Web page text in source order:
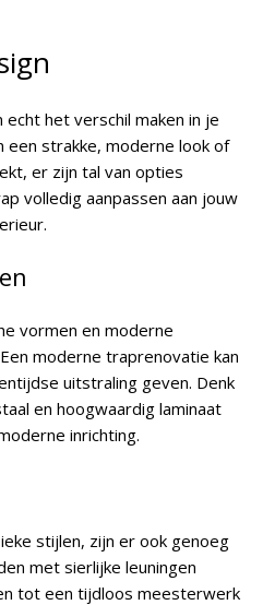
het verschil maken in je
een strakke, moderne look of
er zijn tal van opties
volledig aanpassen aan jouw
vormen en moderne
moderne traprenovatie kan
uitstraling geven. Denk
en hoogwaardig laminaat
inrichting.
stijlen, zijn er ook genoeg
met sierlijke leuningen
tot een tijdloos meesterwerk